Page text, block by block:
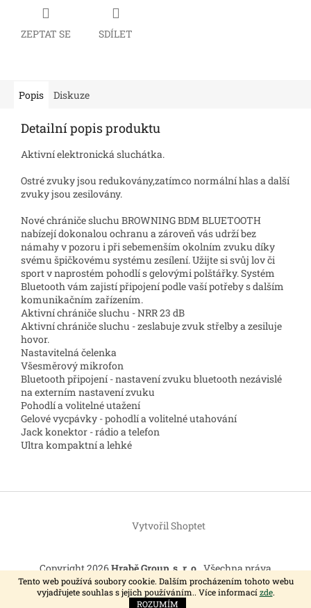
Tento web používá soubory cookie. Dalším procházením tohoto webu
vyjadřujete souhlas s jejich používáním.. Více informacízde.
ROZUMÍM
ZEPTAT SE SDÍLET
Popis Diskuze
Detailní popis produktu
Aktivní elektronická sluchátka.
Ostré zvuky jsou redukovány,zatímco normální hlas a další
zvuky jsou zesilovány.
Nové chrániče sluchu BROWNING BDM BLUETOOTH
nabízejí dokonalou ochranu a zároveň vás udrží bez
námahy v pozoru i při sebemenším okolním zvuku díky
svému špičkovému systému zesílení. Užijte si svůj lov či
sport v naprostém pohodlí s gelovými polštářky. Systém
Bluetooth vám zajistí připojení podle vaší potřeby s dalším
komunikačním zařízením.
Aktivní chrániče sluchu - NRR 23 dB
Aktivní chrániče sluchu - zeslabuje zvuk střelby a zesiluje
hovor.
Nastavitelná čelenka
Všesměrový mikrofon
Bluetooth připojení - nastavení zvuku bluetooth nezávislé
na externím nastavení zvuku
Pohodlí a volitelné utažení
Gelové vycpávky - pohodlí a volitelné utahování
Jack konektor - rádio a telefon
Ultra kompaktní a lehké
Z
í
Vytvořil Shoptet
Copyright 2026Hrabě Group, s. r. o.. Všechna práva
vyhrazena.